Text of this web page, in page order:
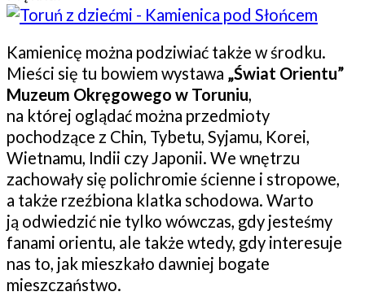
Kamienicę można podziwiać także w środku.
Mieści się tu bowiem wystawa „Świat Orientu”
Muzeum Okręgowego w Toruniu,
na której oglądać można przedmioty
pochodzące z Chin, Tybetu, Syjamu, Korei,
Wietnamu, Indii czy Japonii. We wnętrzu
zachowały się polichromie ścienne i stropowe,
a także rzeźbiona klatka schodowa. Warto
ją odwiedzić nie tylko wówczas, gdy jesteśmy
fanami orientu, ale także wtedy, gdy interesuje
nas to, jak mieszkało dawniej bogate
mieszczaństwo.